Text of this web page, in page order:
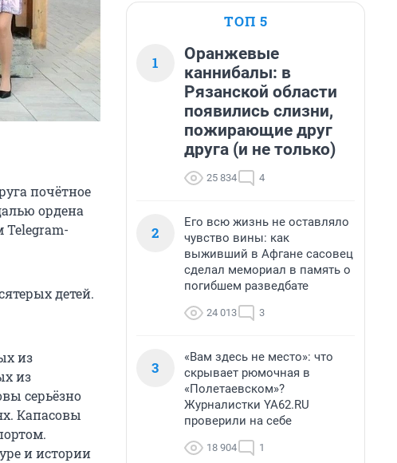
почётное
ордена
Telegram-
детей.
из
из
серьёзно
Капасовы
и истории
ТОП 5
1
Оранжевые
каннибалы: в
Рязанской области
появились слизни,
пожирающие друг
друга (и не только)
25 834 4
2
Его всю жизнь не оставляло
чувство вины: как
выживший в Афгане сасовец
сделал мемориал в память о
погибшем разведбате
24 013 3
3
«Вам здесь не место»: что
скрывает рюмочная в
«Полетаевском»?
Журналистки YA62.RU
проверили на себе
18 904 1